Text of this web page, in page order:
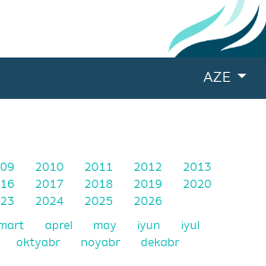
AZE
2010 2011 2012
2013
2017 2018 2019
2020
2024 2025 2026
aprel may iyun
iyul
oktyabr noyabr dekabr